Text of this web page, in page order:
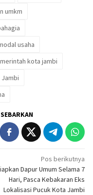
umkm
usaha
kota jambi
Jambi
SEBARKAN
Pos berikutnya
Dapur Umum Selama 7
Hari, Pasca Kebakaran Eks
Lokalisasi Pucuk Kota Jambi